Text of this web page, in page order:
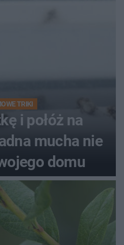
TRIKI
i połóż na
mucha nie
domu